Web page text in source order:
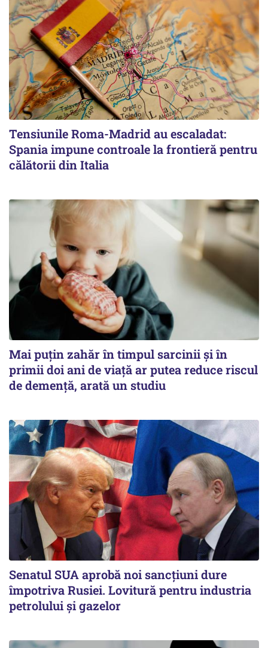
Tensiunile Roma-Madrid au escaladat:
Spania impune controale la frontieră pentru
călătorii din Italia
Mai puțin zahăr în timpul sarcinii și în
primii doi ani de viață ar putea reduce riscul
de demență, arată un studiu
Senatul SUA aprobă noi sancțiuni dure
împotriva Rusiei. Lovitură pentru industria
petrolului și gazelor